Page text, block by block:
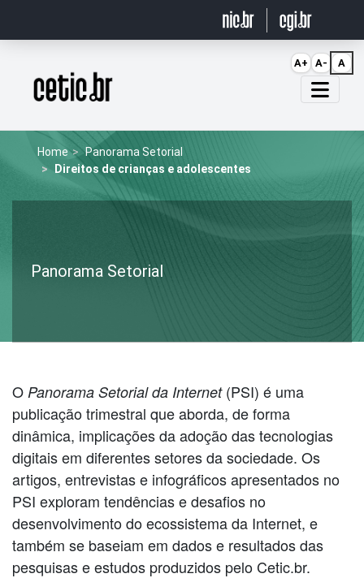
Página inicial
Home
Panorama Setorial
Direitos de crianças e adolescentes
Panorama Setorial
O Panorama Setorial da Internet(PSI) é uma
publicação trimestral que aborda, de forma
dinâmica, implicações da adoção das tecnologias
digitais em diferentes setores da sociedade. Os
artigos, entrevistas e infográficos apresentados no
PSI exploram tendências e desafios no
desenvolvimento do ecossistema da Internet, e
também se baseiam em dados e resultados das
pesquisas e estudos produzidos pelo Cetic.br.
A+ A- A